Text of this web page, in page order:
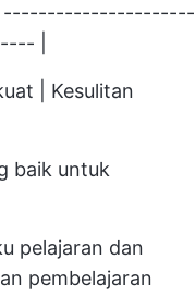
|
| Kesulitan
baik untuk
pelajaran dan
pembelajaran